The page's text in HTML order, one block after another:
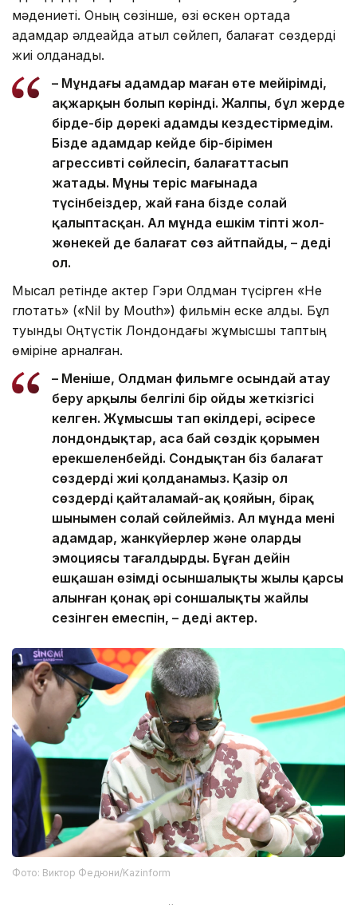
мәдениеті. Оның сөзінше, өзі өскен ортада
адамдар әлдеқайда қатқыл сөйлеп, балағат сөздерді
жиі қолданады.
– Мұндағы адамдар маған өте мейірімді,
ақжарқын болып көрінді. Жалпы, бұл жерде
бірде-бір дөрекі адамды кездестірмедім.
Бізде адамдар кейде бір-бірімен
агрессивті сөйлесіп, балағаттасып
жатады. Мұны теріс мағынада
түсінбеңіздер, жай ғана бізде солай
қалыптасқан. Ал мұнда ешкім тіпті жол-
жөнекей де балағат сөз айтпайды, – деді
ол.
Мысал ретінде актер Гэри Олдман түсірген «Не
глотать» («Nil by Mouth») фильмін еске алды. Бұл
туынды Оңтүстік Лондондағы жұмысшы таптың
өміріне арналған.
– Меніңше, Олдман фильмге осындай атау
беру арқылы белгілі бір ойды жеткізгісі
келген. Жұмысшы тап өкілдері, әсіресе
лондондықтар, аса бай сөздік қорымен
ерекшеленбейді. Сондықтан біз балағат
сөздерді жиі қолданамыз. Қазір ол
сөздерді қайталамай-ақ қояйын, бірақ
шынымен солай сөйлейміз. Ал мұнда мені
адамдар, жанкүйерлер және олардың
эмоциясы таңғалдырды. Бұған дейін
ешқашан өзімді осыншалықты жылы қарсы
алынған қонақ әрі соншалықты жайлы
сезінген емеспін, – деді актер.
Фото: Виктор Федюни/Kazinform